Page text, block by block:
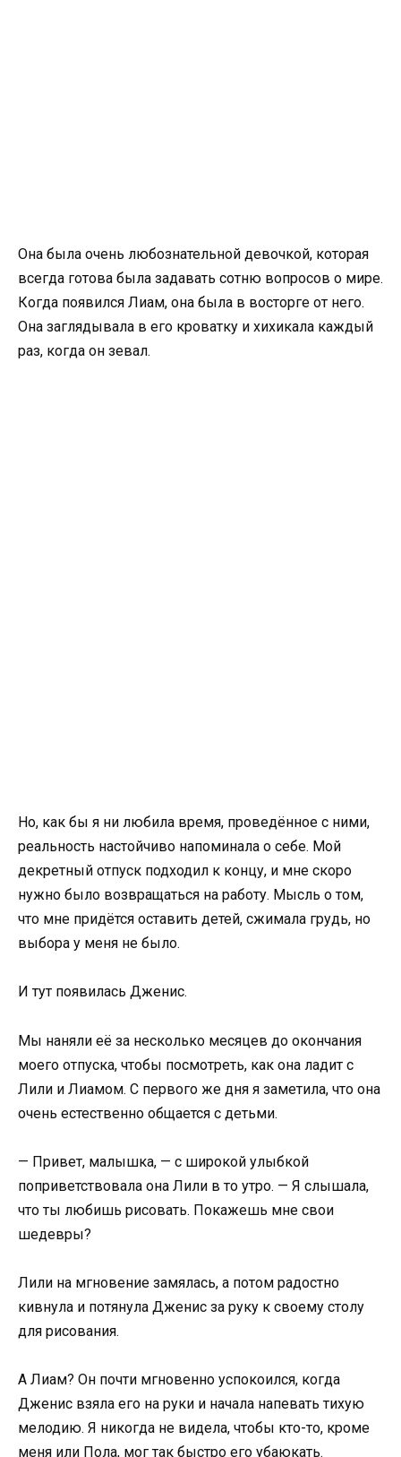
Она была очень любознательной девочкой, которая
всегда готова была задавать сотню вопросов о мире.
Когда появился Лиам, она была в восторге от него.
Она заглядывала в его кроватку и хихикала каждый
раз, когда он зевал.
Но, как бы я ни любила время, проведённое с ними,
реальность настойчиво напоминала о себе. Мой
декретный отпуск подходил к концу, и мне скоро
нужно было возвращаться на работу. Мысль о том,
что мне придётся оставить детей, сжимала грудь, но
выбора у меня не было.
И тут появилась Дженис.
Мы наняли её за несколько месяцев до окончания
моего отпуска, чтобы посмотреть, как она ладит с
Лили и Лиамом. С первого же дня я заметила, что она
очень естественно общается с детьми.
— Привет, малышка, — с широкой улыбкой
поприветствовала она Лили в то утро. — Я слышала,
что ты любишь рисовать. Покажешь мне свои
шедевры?
Лили на мгновение замялась, а потом радостно
кивнула и потянула Дженис за руку к своему столу
для рисования.
А Лиам? Он почти мгновенно успокоился, когда
Дженис взяла его на руки и начала напевать тихую
мелодию. Я никогда не видела, чтобы кто-то, кроме
меня или Пола, мог так быстро его убаюкать.